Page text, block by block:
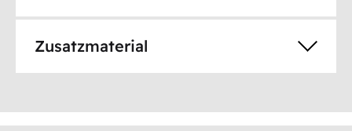
Zusatzmaterial